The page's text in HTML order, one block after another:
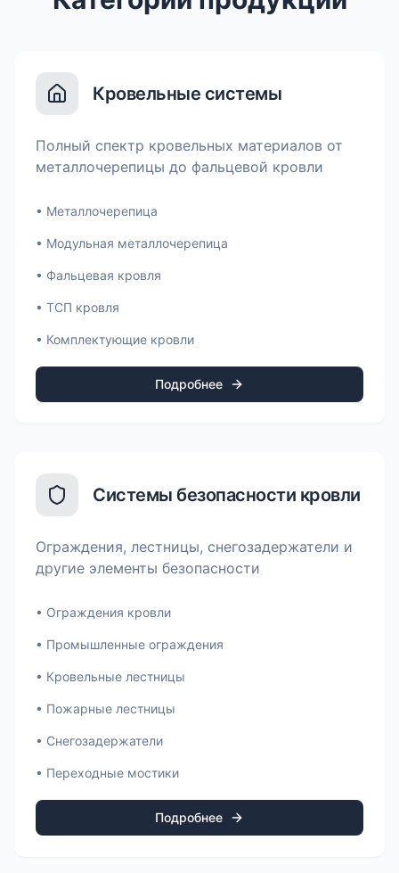
Кровельные системы
Полный спектр кровельных материалов от
металлочерепицы до фальцевой кровли
• Металлочерепица
• Модульная металлочерепица
• Фальцевая кровля
• ТСП кровля
• Комплектующие кровли
Подробнее
Системы безопасности кровли
Ограждения, лестницы, снегозадержатели и
другие элементы безопасности
• Ограждения кровли
• Промышленные ограждения
• Кровельные лестницы
• Пожарные лестницы
• Снегозадержатели
• Переходные мостики
Подробнее